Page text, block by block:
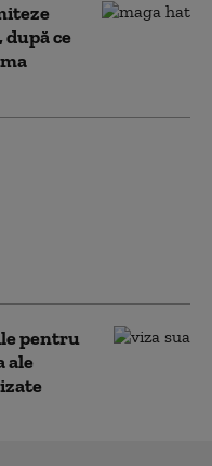
ce
pentru
ale